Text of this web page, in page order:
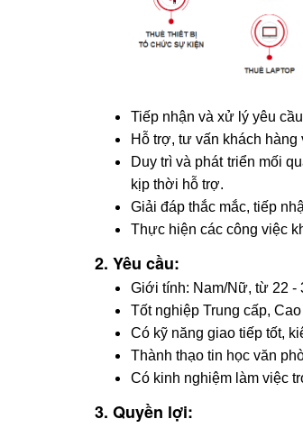
Tiếp nhận và xử lý yêu
Hỗ trợ, tư vấn khách hàng
Duy trì và phát triển mối
kịp thời hỗ trợ.
Giải đáp thắc mắc, tiếp
Thực hiện các công việc
2. Yêu cầu:
Giới tính: Nam/Nữ, từ 22 -
Tốt nghiệp Trung cấp,
Có kỹ năng giao tiếp tốt,
Thành thạo tin học văn
Có kinh nghiệm làm việc
3. Quyền lợi: